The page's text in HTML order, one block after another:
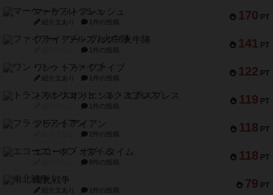
170 PT
マーケットフレッシュ
紹介文あり 1件の投稿
141 PT
ファイアー・ブルズ / 火牛陣
1件の投稿
122 PT
ワン・トゥ・ファイブ
紹介文あり 1件の投稿
119 PT
トランスオリエント・エクスプレス
1件の投稿
118 PT
フラットアイアン
2件の投稿
118 PT
エコーズ・オブ・タイム
8件の投稿
79 PT
南北戦争
紹介文あり 1件の投稿